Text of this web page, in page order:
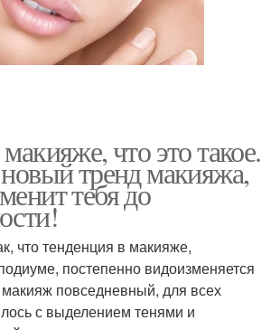
что это такое.
тренд макияжа,
тебя до
что тенденция в макияже,
постепенно видоизменяется
повседневный, для всех
с выделением тенями и